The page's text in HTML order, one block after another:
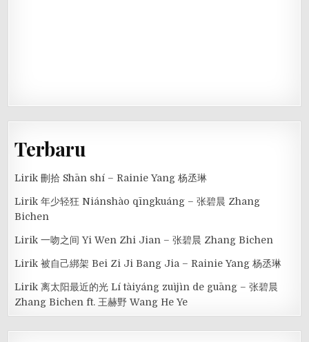
Terbaru
Lirik 刪拾 Shān shí – Rainie Yang 杨丞琳
Lirik 年少轻狂 Niánshào qīngkuáng – 张碧晨 Zhang
Bichen
Lirik 一吻之间 Yi Wen Zhi Jian – 张碧晨 Zhang Bichen
Lirik 被自己綁架 Bei Zi Ji Bang Jia – Rainie Yang 杨丞琳
Lirik 离太阳最近的光 Lí tàiyáng zuìjìn de guāng – 张碧晨
Zhang Bichen ft. 王赫野 Wang He Ye